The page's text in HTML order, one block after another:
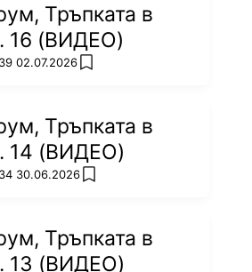
Тръпката в
16 (ВИДЕО)
02.07.2026 add favorites
Тръпката в
14 (ВИДЕО)
30.06.2026 add favorites
Тръпката в
13 (ВИДЕО)